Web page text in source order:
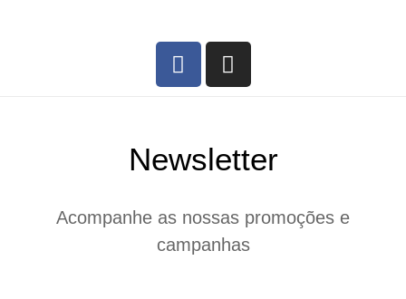
Newsletter
Acompanhe as nossas promoções e
campanhas